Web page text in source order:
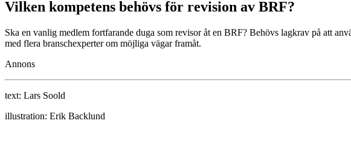
Vilken kompetens behövs för revision av BRF?
Ska en vanlig medlem fortfarande duga som revisor åt en BRF? Behövs lagkrav på att
med flera branschexperter om möjliga vägar framåt.
Annons
text: Lars Soold
illustration: Erik Backlund